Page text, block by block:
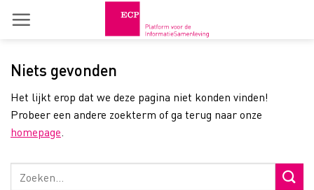
Niets gevonden
Het lijkt erop dat we deze pagina niet konden vinden!
Probeer een andere zoekterm of ga terug naar onze
homepage